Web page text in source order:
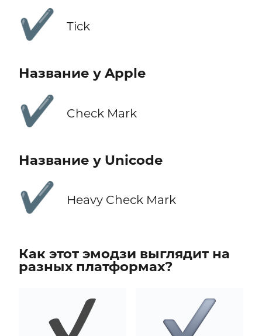
✔️ Tick
Название у Apple
✔️ Check Mark
Название у Unicode
✔️ Heavy Check Mark
Как этот эмодзи выглядит на
разных платформах?